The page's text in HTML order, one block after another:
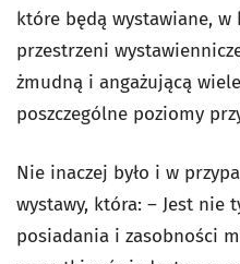
które będą wystawiane, w
przestrzeni
żmudną i angażującą
poszczególne poziomy
Nie inaczej było i w
wystawy, która: – Jest nie
posiadania i zasobności